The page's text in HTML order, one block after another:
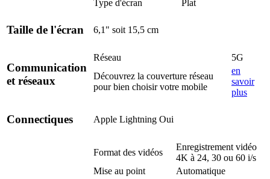
Type d'écran Plat
Taille de l'écran 6,1" soit 15,5 cm
Communication
et réseaux
Réseau
5G
Découvrez la couverture réseau
pour bien choisir votre mobile
en
savoir
plus
Connectiques Apple Lightning Oui
Format des vidéos
Enregistrement vidéo
4K à 24, 30 ou 60 i/s
Mise au point
Automatique